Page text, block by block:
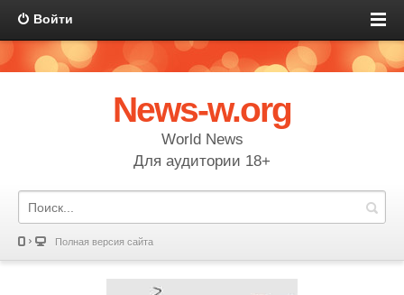
Войти
News-w.org
World News
Для аудитории 18+
Полная версия сайта